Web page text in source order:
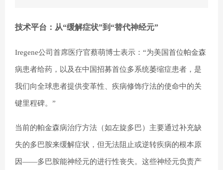
技术平台：从“缓解症状”到“替代神经元”
Iregene公司首席医疗官蔡萌博士表示：“为美国首位帕金森
病患者给药，以及在中国招募首位多系统萎缩症患者，是
我们向全球患者提供变革性、疾病修饰疗法的使命中的关
键里程碑。”
当前的帕金森病治疗方法（如左旋多巴）主要通过补充缺
失的多巴胺来缓解症状，但无法阻止或逆转疾病的根本原
因——多巴胺能神经元的进行性丧失。这些神经元负责产